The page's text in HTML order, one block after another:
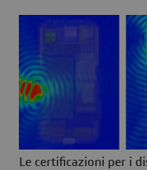
Le certificazioni per i